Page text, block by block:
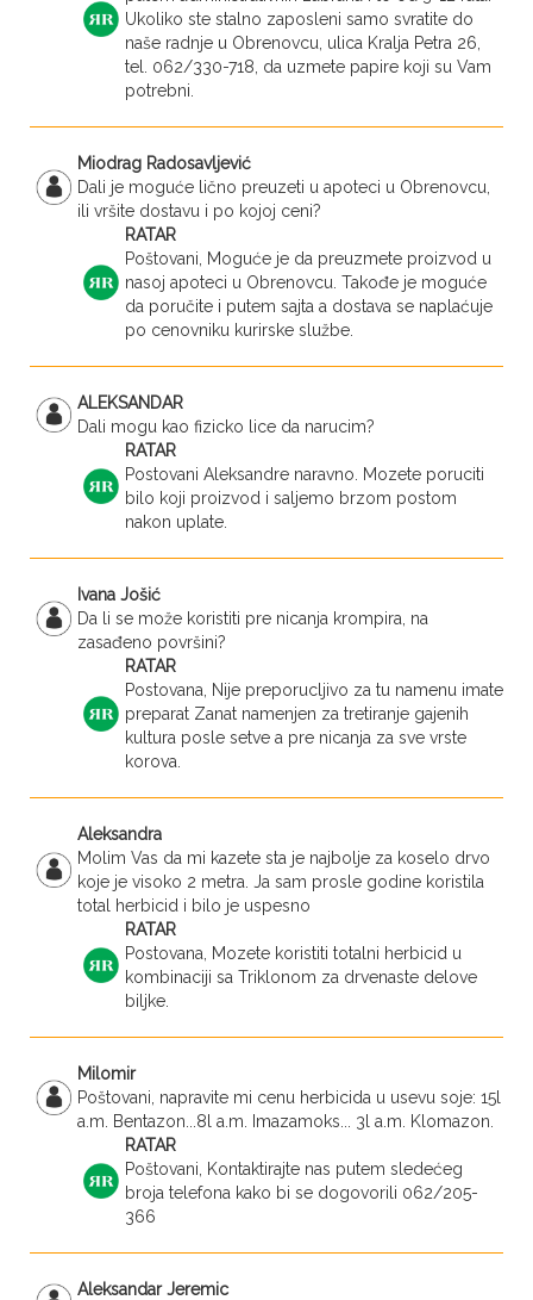
Ukoliko ste stalno zaposleni samo svratite do
naše radnje u Obrenovcu, ulica Kralja Petra 26,
tel. 062/330-718, da uzmete papire koji su Vam
potrebni.
Miodrag Radosavljević
Dali je moguće lično preuzeti u apoteci u Obrenovcu,
ili vršite dostavu i po kojoj ceni?
RATAR
Poštovani, Moguće je da preuzmete proizvod u
nasoj apoteci u Obrenovcu. Takođe je moguće
da poručite i putem sajta a dostava se naplaćuje
po cenovniku kurirske službe.
ALEKSANDAR
Dali mogu kao fizicko lice da narucim?
RATAR
Postovani Aleksandre naravno. Mozete poruciti
bilo koji proizvod i saljemo brzom postom
nakon uplate.
Ivana Jošić
Da li se može koristiti pre nicanja krompira, na
zasađeno površini?
RATAR
Postovana, Nije preporucljivo za tu namenu imate
preparat Zanat namenjen za tretiranje gajenih
kultura posle setve a pre nicanja za sve vrste
korova.
Aleksandra
Molim Vas da mi kazete sta je najbolje za koselo drvo
koje je visoko 2 metra. Ja sam prosle godine koristila
total herbicid i bilo je uspesno
RATAR
Postovana, Mozete koristiti totalni herbicid u
kombinaciji sa Triklonom za drvenaste delove
biljke.
Milomir
Poštovani, napravite mi cenu herbicida u usevu soje: 15l
a.m. Bentazon...8l a.m. Imazamoks... 3l a.m. Klomazon.
RATAR
Poštovani, Kontaktirajte nas putem sledećeg
broja telefona kako bi se dogovorili 062/205-
366
Aleksandar Jeremic